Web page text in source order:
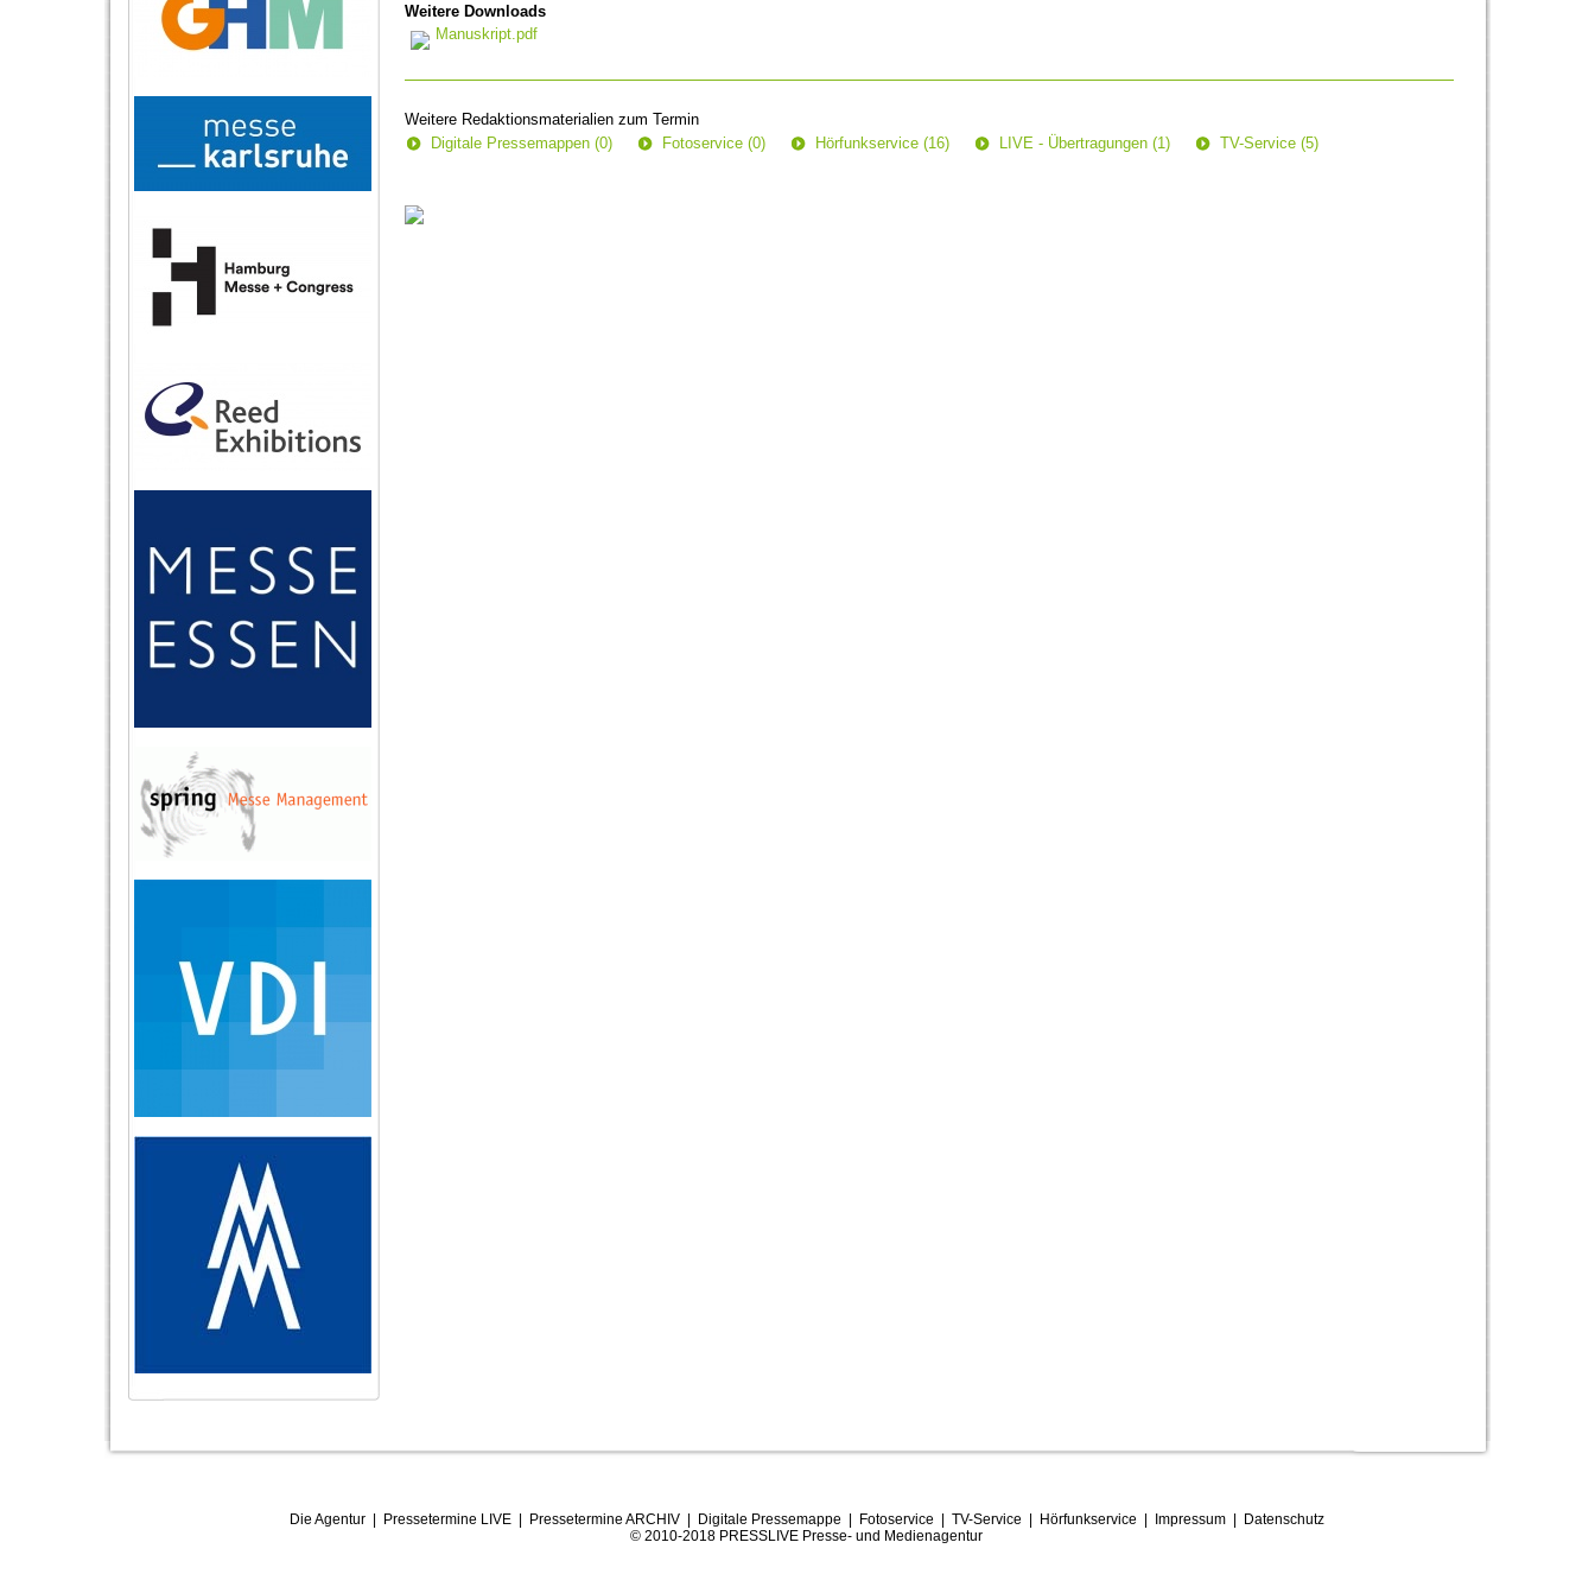
Weitere Downloads
Manuskript.pdf
Weitere Redaktionsmaterialien zum Termin
Digitale Pressemappen (0)
Fotoservice (0) Hörfunkservice (16) LIVE - Übertragungen (1) TV-Service (5)
Die Agentur| Pressetermine LIVE| Pressetermine ARCHIV| Digitale Pressemappe Fotoservice TV-Service Hörfunkservice Impressum| Datenschutz
© 2010-2018 PRESSLIVE Presse- und Medienagentur